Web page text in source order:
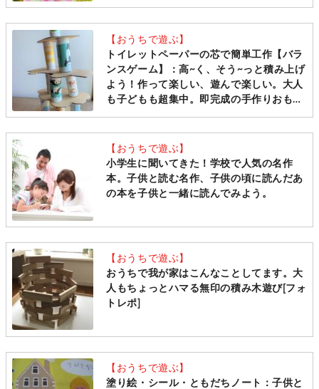
【おうちで遊ぶ】
トイレットペーパーの芯で簡単工作【バラ
ンスゲーム】：高~く、そう~っと積み上げ
よう！作って楽しい、遊んで楽しい。大人
も子どもも超集中。即完成の手作りおもち
【おうちで遊ぶ】
小学生に聞いてきた！学校で人気の名作
本。子供と読む名作、子供の頃に読んだあ
の本を子供と一緒に読んでみよう。
【おうちで遊ぶ】
おうちで我が家はこんなことしてます。大
人もちょっとハマる無印の積み木遊び[フォ
トレポ]
【おうちで遊ぶ】
塗り絵・シール・ともだちノート：子供と